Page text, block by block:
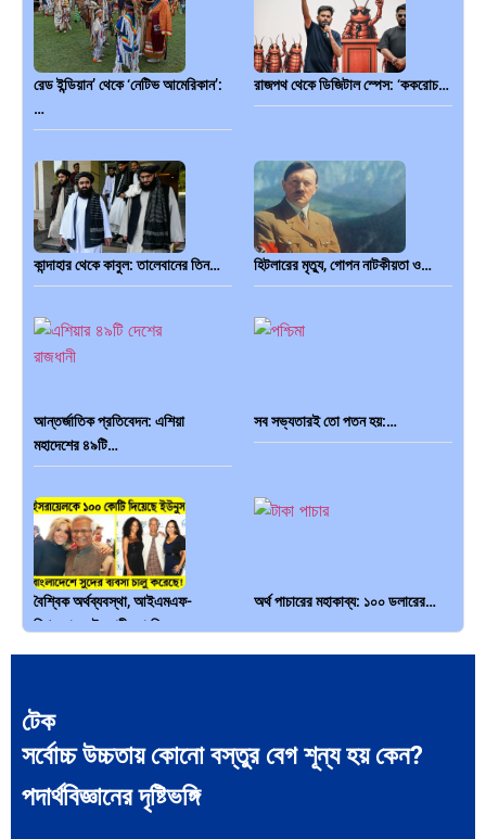
রেড ইন্ডিয়ান’ থেকে ‘নেটিভ আমেরিকান’:
…
রাজপথ থেকে ডিজিটাল স্পেস: ‘ককরোচ…
কান্দাহার থেকে কাবুল: তালেবানের তিন… হিটলারের মৃত্যু, গোপন নাটকীয়তা ও…
আন্তর্জাতিক প্রতিবেদন: এশিয়া
মহাদেশের ৪৯টি…
সব সভ্যতারই তো পতন হয়:…
বৈশ্বিক অর্থব্যবস্থা, আইএমএফ-
বিশ্বব্যাংক, ইসলামী ব্যাংকিং…
অর্থ পাচারের মহাকাব্য: ১০০ ডলারের…
দক্ষিণ এশিয়ায় ‘জেন-জি’ বিপ্লব:
বাংলাদেশ,…
টেক
সর্বোচ্চ উচ্চতায় কোনো বস্তুর বেগ শূন্য হয় কেন?
পদার্থবিজ্ঞানের দৃষ্টিভঙ্গি